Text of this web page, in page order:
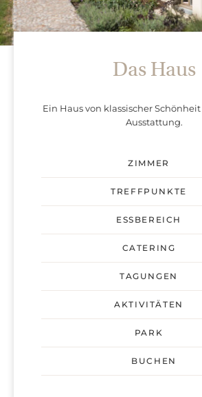
Das Haus
Ein Haus von klassischer
Ausstattung.
ZIMMER
TREFFPUNKTE
ESSBEREICH
CATERING
TAGUNGEN
AKTIVITÄTEN
PARK
BUCHEN